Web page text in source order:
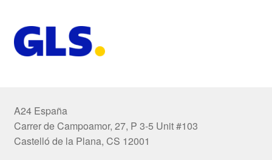
A24 España
Carrer de Campoamor, 27, P 3-5 Unit #103
Castelló de la Plana, CS 12001